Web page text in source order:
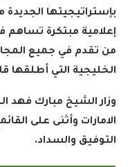
بإستراتيجيتها
إعلامية مبتكرة تساهم
من تقدم في جميع
الخليجية التي أطلقها
وزار الشيخ مبارك فهد
الامارات وأثنى على
التوفيق والسداد.